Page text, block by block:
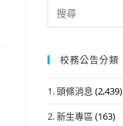
Search
for:
校務公告分類
1. 頭條消息 (2,439)
2. 新生專區 (163)